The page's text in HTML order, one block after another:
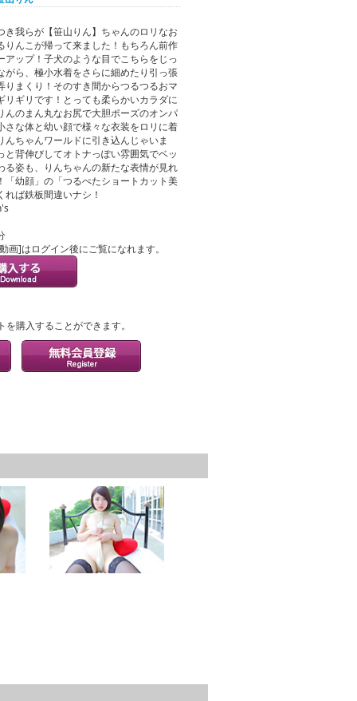
き我らが【笹山りん】ちゃんのロリなお
りんこが帰って来ました！もちろん前作
アップ！子犬のような目でこちらをじっ
がら、極小水着をさらに細めたり引っ張
りまくり！そのすき間からつるつるおマ
リギリです！とっても柔らかいカラダに
んのまん丸なお尻で大胆ポーズのオンパ
さな体と幼い顔で様々な衣装をロリに着
んちゃんワールドに引き込んじゃいま
と背伸びしてオトナっぽい雰囲気でベッ
る姿も、りんちゃんの新たな表情が見れ
「幼顔」の「つるぺたショートカット美
れば鉄板間違いナシ！
画]はログイン後にご覧になれます。
購入することができます。